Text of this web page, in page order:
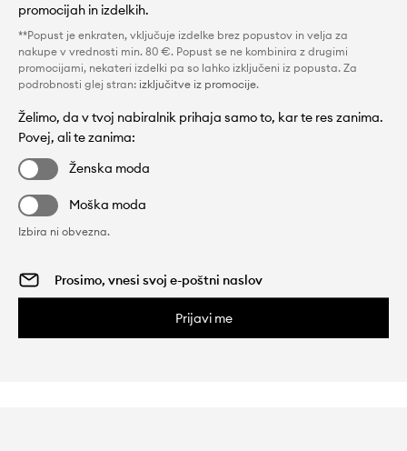
promocijah in izdelkih.
**Popust je enkraten, vključuje izdelke brez popustov in velja za
nakupe v vrednosti min. 80 €. Popust se ne kombinira z drugimi
promocijami, nekateri izdelki pa so lahko izključeni iz popusta. Za
podrobnosti glej stran: izključitve iz promocije.
Želimo, da v tvoj nabiralnik prihaja samo to, kar te res zanima.
Povej, ali te zanima:
Ženska moda
Moška moda
Izbira ni obvezna.
Prijavi me